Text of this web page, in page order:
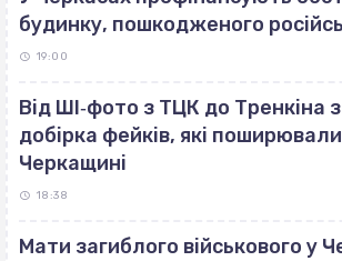
будинку, пошкодженого
19:00
Від ШІ‐фото з ТЦК до Тренкіна
добірка фейків, які
Черкащині
18:38
Мати загиблого військового у